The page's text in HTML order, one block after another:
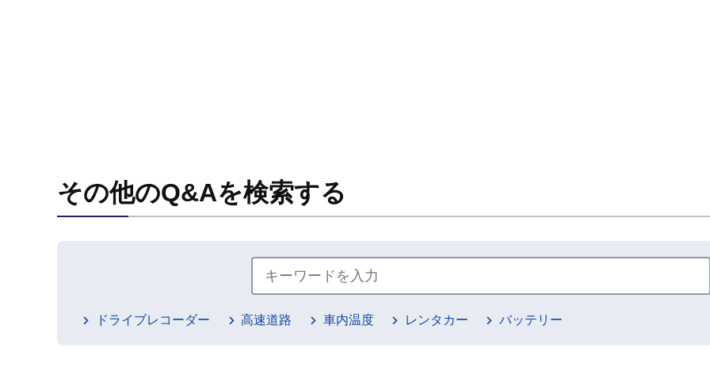
その他のQ&Aを検索する
ドライブレコーダー 高速道路 車内温度 レンタカー バッテリー